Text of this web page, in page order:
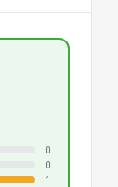
0
0
1